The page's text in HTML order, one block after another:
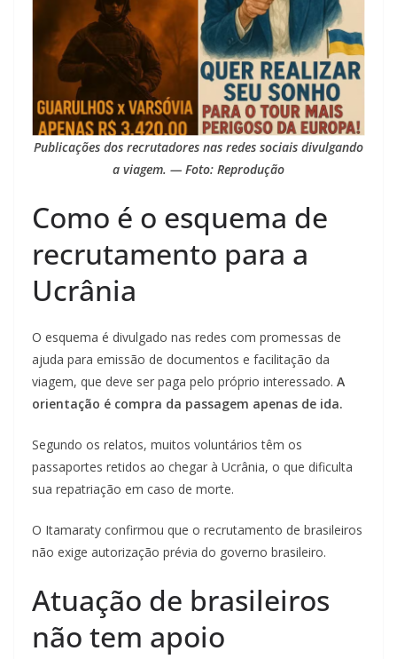
Publicações dos recrutadores nas redes sociais divulgando
a viagem. — Foto: Reprodução
Como é o esquema de
recrutamento para a
Ucrânia
O esquema é divulgado nas redes com promessas de
ajuda para emissão de documentos e facilitação da
viagem, que deve ser paga pelo próprio interessado. A
orientação é compra da passagem apenas de ida.
Segundo os relatos, muitos voluntários têm os
passaportes retidos ao chegar à Ucrânia, o que dificulta
sua repatriação em caso de morte.
O Itamaraty confirmou que o recrutamento de brasileiros
não exige autorização prévia do governo brasileiro.
Atuação de brasileiros
não tem apoio